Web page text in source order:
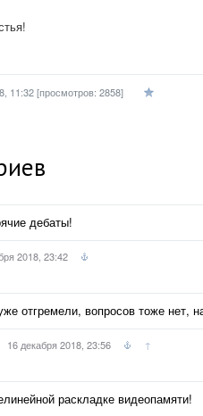
11:32[просмотров: 2858]
дебаты!
2018, 23:42
отгремели, вопросов тоже нет,
16 декабря 2018, 23:56 ↑
раскладке видеопамяти!